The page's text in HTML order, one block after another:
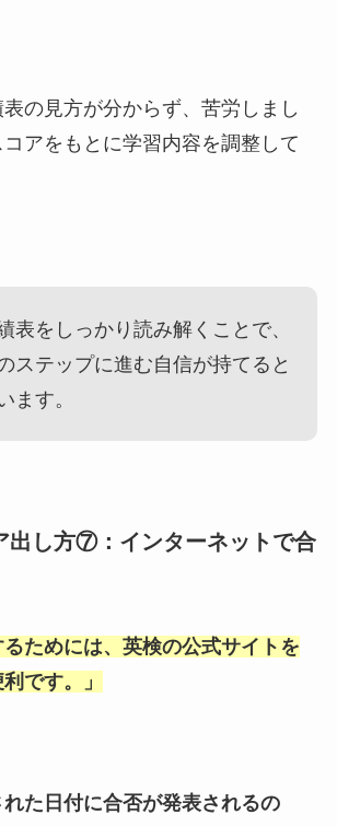
の見方が分からず、苦労しまし
アをもとに学習内容を調整して
表をしっかり読み解くことで、
ステップに進む自信が持てると
ます。
出し方⑦：インターネットで合
ためには、英検の公式サイトを
です。
」
た日付に合否が発表されるの